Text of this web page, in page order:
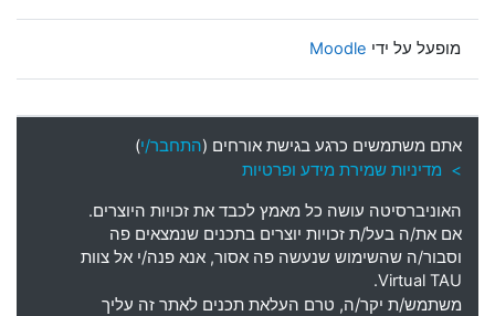
מופעל על ידי Moodle
אתם משתמשים כרגע בגישת אורחים (התחבר/י)
> מדיניות שמירת מידע ופרטיות
האוניברסיטה עושה כל מאמץ לכבד את זכויות היוצרים.
אם את/ה בעל/ת זכויות יוצרים בתכנים שנמצאים פה
וסבור/ה שהשימוש שנעשה פה אסור, אנא פנה/י אל צוות
Virtual TAU.
משתמש/ת יקר/ה, טרם העלאת תכנים לאתר זה עליך